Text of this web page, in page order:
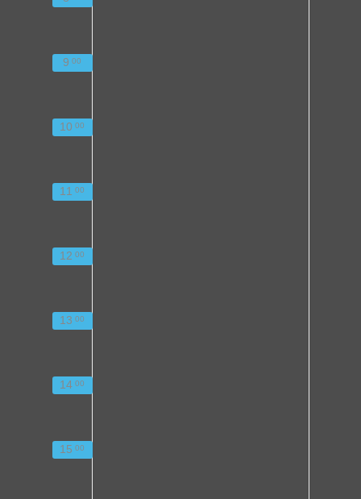
9 00
10 00
11 00
12 00
13 00
14 00
15 00